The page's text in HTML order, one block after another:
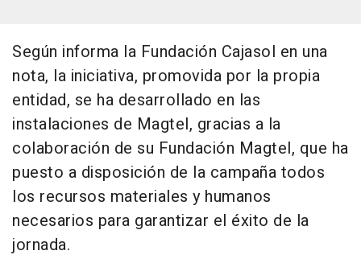
Según informa la Fundación Cajasol en una
nota, la iniciativa, promovida por la propia
entidad, se ha desarrollado en las
instalaciones de Magtel, gracias a la
colaboración de su Fundación Magtel, que ha
puesto a disposición de la campaña todos
los recursos materiales y humanos
necesarios para garantizar el éxito de la
jornada.